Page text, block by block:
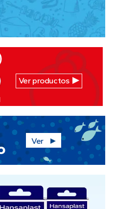
Ver productos
Ver